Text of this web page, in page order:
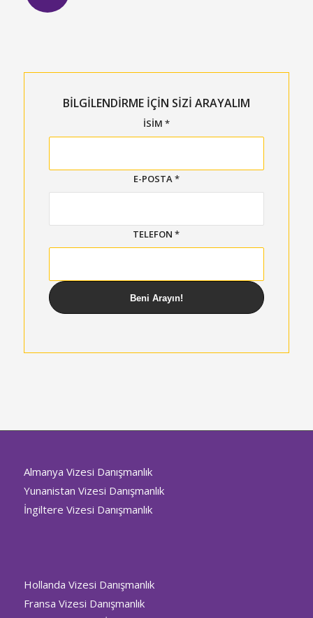
BİLGİLENDİRME İÇİN SİZİ ARAYALIM
İSIM *
E-POSTA*
TELEFON*
Almanya Vizesi Danışmanlık
Yunanistan Vizesi Danışmanlık
İngiltere Vizesi Danışmanlık
Hollanda Vizesi Danışmanlık
Fransa Vizesi Danışmanlık